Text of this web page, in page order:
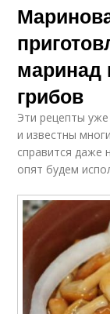
маринад
грибов
Эти рецепты
и известны
справится даже
опят будем